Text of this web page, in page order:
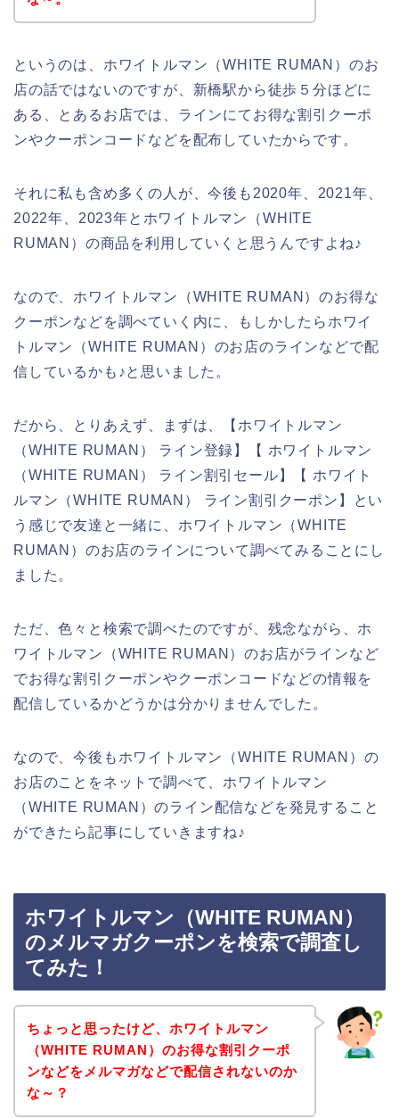
というのは、ホワイトルマン（WHITE RUMAN）のお
店の話ではないのですが、新橋駅から徒歩５分ほどに
ある、とあるお店では、ラインにてお得な割引クーポ
ンやクーポンコードなどを配布していたからです。
それに私も含め多くの人が、今後も2020年、2021年、
2022年、2023年とホワイトルマン（WHITE
RUMAN）の商品を利用していくと思うんですよね♪
なので、ホワイトルマン（WHITE RUMAN）のお得な
クーポンなどを調べていく内に、もしかしたらホワイ
トルマン（WHITE RUMAN）のお店のラインなどで配
信しているかも♪と思いました。
だから、とりあえず、まずは、【ホワイトルマン
（WHITE RUMAN） ライン登録】【 ホワイトルマン
（WHITE RUMAN） ライン割引セール】【 ホワイト
ルマン（WHITE RUMAN） ライン割引クーポン】とい
う感じで友達と一緒に、ホワイトルマン（WHITE
RUMAN）のお店のラインについて調べてみることにし
ました。
ただ、色々と検索で調べたのですが、残念ながら、ホ
ワイトルマン（WHITE RUMAN）のお店がラインなど
でお得な割引クーポンやクーポンコードなどの情報を
配信しているかどうかは分かりませんでした。
なので、今後もホワイトルマン（WHITE RUMAN）の
お店のことをネットで調べて、ホワイトルマン
（WHITE RUMAN）のライン配信などを発見すること
ができたら記事にしていきますね♪
ホワイトルマン（WHITE RUMAN）
のメルマガクーポンを検索で調査し
てみた！
ちょっと思ったけど、ホワイトルマン
（WHITE RUMAN）のお得な割引クーポ
ンなどをメルマガなどで配信されないのか
な～？